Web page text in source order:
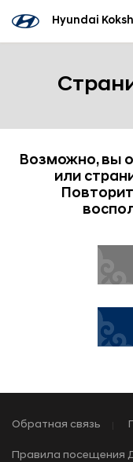
Hyundai
Возможно, вы
или
Обратная связь
Правила посещения